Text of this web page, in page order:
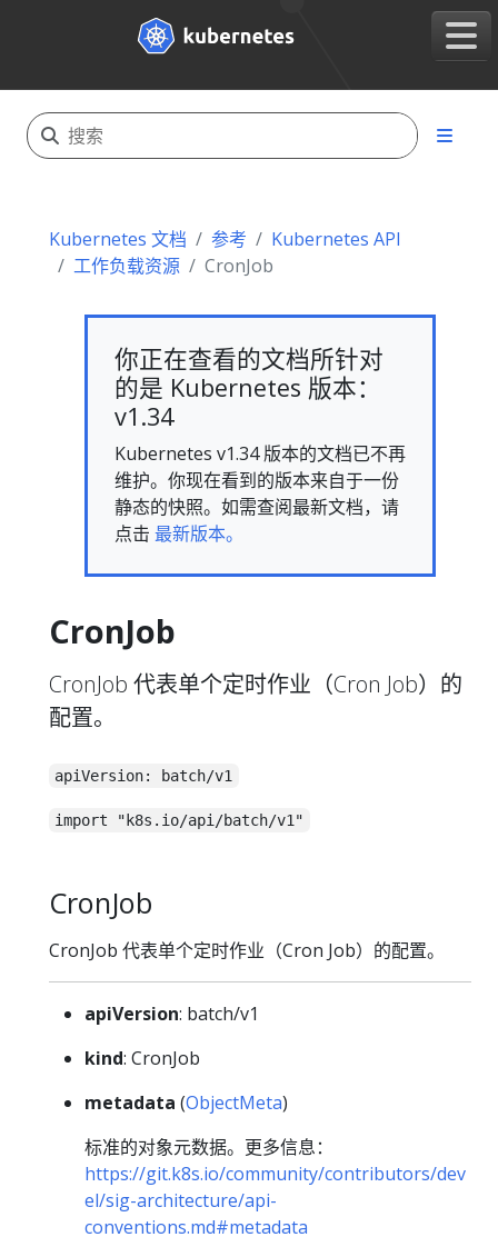
Kubernetes 文档 参考
Kubernetes API
工作负载资源
CronJob
你正在查看的文档所针对
的是 Kubernetes 版本：
v1.34
Kubernetes v1.34 版本的文档已不再
维护。你现在看到的版本来自于一份
静态的快照。如需查阅最新文档，请
点击 最新版本。
CronJob
CronJob 代表单个定时作业（Cron Job）的
配置。
apiVersion: batch/v1
import "k8s.io/api/batch/v1"
CronJob
CronJob 代表单个定时作业（Cron Job）的配置。
apiVersion: batch/v1
kind: CronJob
metadata (ObjectMeta)
标准的对象元数据。更多信息：
https://git.k8s.io/community/contributors/dev
el/sig-architecture/api-
conventions.md#metadata